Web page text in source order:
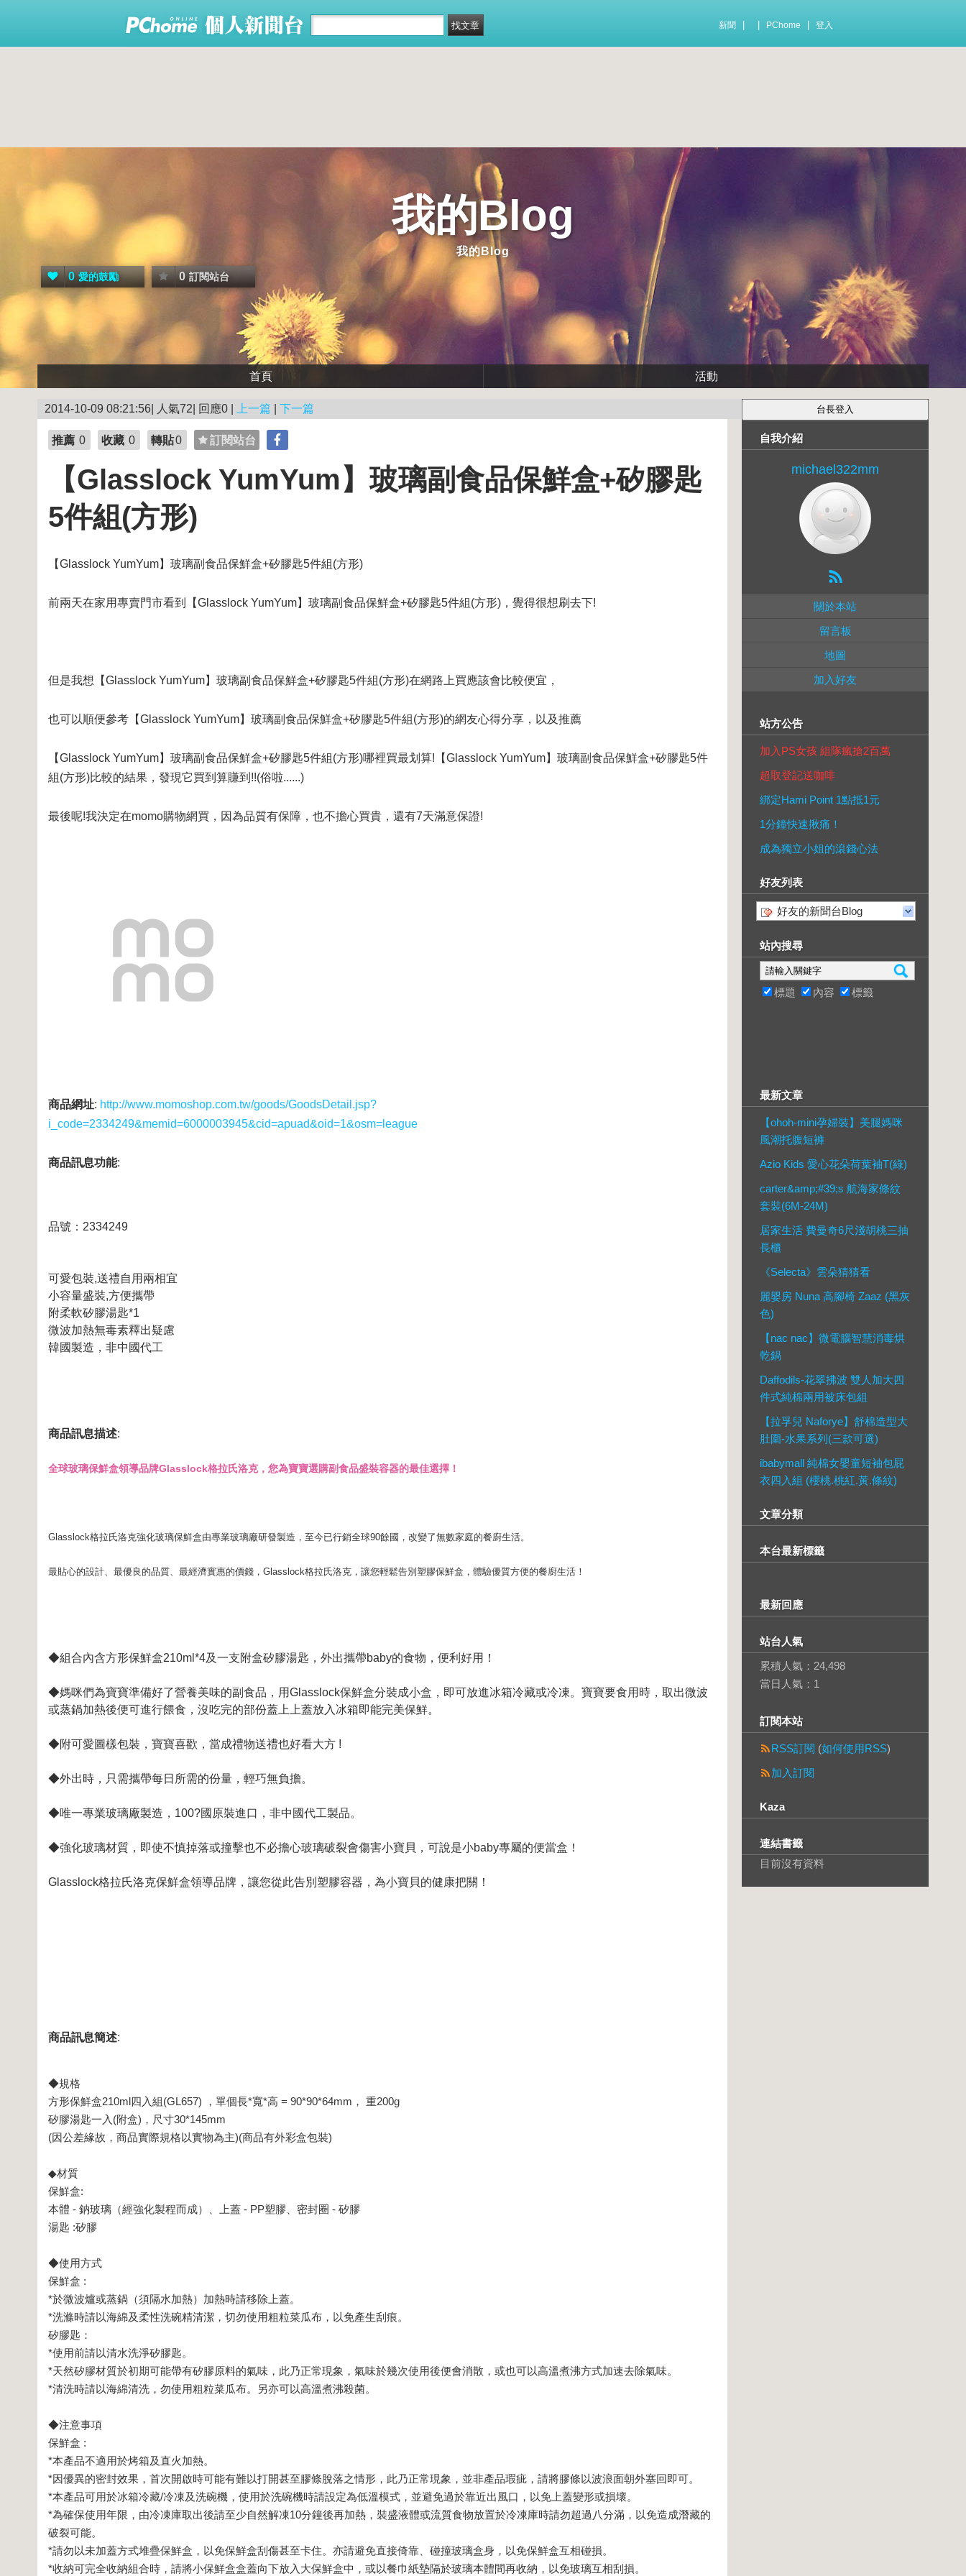
新聞 PChome 登入
我的Blog
我的Blog
0 愛的鼓勵 0 訂閱站台
首頁 活動
2014-10-09 08:21:56| 人氣72| 回應0 | 上一篇 下一篇
推薦 0 收藏 0 轉貼0 訂閱站台
【Glasslock YumYum】玻璃副食品保鮮盒+矽膠匙
5件組(方形)
【Glasslock YumYum】玻璃副食品保鮮盒+矽膠匙5件組(方形)
前兩天在家用專賣門市看到【Glasslock YumYum】玻璃副食品保鮮盒+矽膠匙5件組(方形)，覺得很想刷去下!
但是我想【Glasslock YumYum】玻璃副食品保鮮盒+矽膠匙5件組(方形)在網路上買應該會比較便宜，
也可以順便參考【Glasslock YumYum】玻璃副食品保鮮盒+矽膠匙5件組(方形)的網友心得分享，以及推薦
【Glasslock YumYum】玻璃副食品保鮮盒+矽膠匙5件組(方形)哪裡買最划算!【Glasslock YumYum】玻璃副食品保鮮盒+矽膠匙5件
組(方形)比較的結果，發現它買到算賺到!!(俗啦......)
最後呢!我決定在momo購物網買，因為品質有保障，也不擔心買貴，還有7天滿意保證!
商品網址: http://www.momoshop.com.tw/goods/GoodsDetail.jsp?
i_code=2334249&memid=6000003945&cid=apuad&oid=1&osm=league
商品訊息功能:
品號：2334249
可愛包裝,送禮自用兩相宜
小容量盛裝,方便攜帶
附柔軟矽膠湯匙*1
微波加熱無毒素釋出疑慮
韓國製造，非中國代工
商品訊息描述:
全球玻璃保鮮盒領導品牌Glasslock格拉氏洛克，您為寶寶選購副食品盛裝容器的最佳選擇！
Glasslock格拉氏洛克強化玻璃保鮮盒由專業玻璃廠研發製造，至今已行銷全球90餘國，改變了無數家庭的餐廚生活。
最貼心的設計、最優良的品質、最經濟實惠的價錢，Glasslock格拉氏洛克，讓您輕鬆告別塑膠保鮮盒，體驗優質方便的餐廚生活！
◆組合內含方形保鮮盒210ml*4及一支附盒矽膠湯匙，外出攜帶baby的食物，便利好用！
◆媽咪們為寶寶準備好了營養美味的副食品，用Glasslock保鮮盒分裝成小盒，即可放進冰箱冷藏或冷凍。寶寶要食用時，取出微波
或蒸鍋加熱後便可進行餵食，沒吃完的部份蓋上上蓋放入冰箱即能完美保鮮。
◆附可愛圖樣包裝，寶寶喜歡，當成禮物送禮也好看大方 !
◆外出時，只需攜帶每日所需的份量，輕巧無負擔。
◆唯一專業玻璃廠製造，100?國原裝進口，非中國代工製品。
◆強化玻璃材質，即使不慎掉落或撞擊也不必擔心玻璃破裂會傷害小寶貝，可說是小baby專屬的便當盒！
Glasslock格拉氏洛克保鮮盒領導品牌，讓您從此告別塑膠容器，為小寶貝的健康把關！
商品訊息簡述:
◆規格
方形保鮮盒210ml四入組(GL657) ，單個長*寬*高 = 90*90*64mm， 重200g
矽膠湯匙一入(附盒)，尺寸30*145mm
(因公差緣故，商品實際規格以實物為主)(商品有外彩盒包裝)
◆材質
保鮮盒:
本體 - 鈉玻璃（經強化製程而成）、上蓋 - PP塑膠、密封圈 - 矽膠
湯匙 :矽膠
◆使用方式
保鮮盒 :
*於微波爐或蒸鍋（須隔水加熱）加熱時請移除上蓋。
*洗滌時請以海綿及柔性洗碗精清潔，切勿使用粗粒菜瓜布，以免產生刮痕。
矽膠匙：
*使用前請以清水洗淨矽膠匙。
*天然矽膠材質於初期可能帶有矽膠原料的氣味，此乃正常現象，氣味於幾次使用後便會消散，或也可以高溫煮沸方式加速去除氣味。
*清洗時請以海綿清洗，勿使用粗粒菜瓜布。另亦可以高溫煮沸殺菌。
◆注意事項
保鮮盒 :
*本產品不適用於烤箱及直火加熱。
*因優異的密封效果，首次開啟時可能有難以打開甚至膠條脫落之情形，此乃正常現象，並非產品瑕疵，請將膠條以波浪面朝外塞回即可。
*本產品可用於冰箱冷藏/冷凍及洗碗機，使用於洗碗機時請設定為低溫模式，並避免過於靠近出風口，以免上蓋變形或損壞。
*為確保使用年限，由冷凍庫取出後請至少自然解凍10分鐘後再加熱，裝盛液體或流質食物放置於冷凍庫時請勿超過八分滿，以免造成潛藏的
破裂可能。
*請勿以未加蓋方式堆疊保鮮盒，以免保鮮盒刮傷甚至卡住。亦請避免直接倚靠、碰撞玻璃盒身，以免保鮮盒互相碰損。
*收納可完全收納組合時，請將小保鮮盒盒蓋向下放入大保鮮盒中，或以餐巾紙墊隔於玻璃本體間再收納，以免玻璃互相刮損。
自我介紹
michael322mm
關於本站
留言板
地圖
加入好友
站方公告
加入PS女孩 組隊瘋搶2百萬
超取登記送咖啡
綁定Hami Point 1點抵1元
1分鐘快速揪痛！
成為獨立小姐的滾錢心法
好友列表
好友的新聞台Blog
站內搜尋
標題 內容 標籤
最新文章
【ohoh-mini孕婦裝】美腿媽咪
風潮托腹短褲
Azio Kids 愛心花朵荷葉袖T(綠)
carter&amp;#39;s 航海家條紋
套裝(6M-24M)
居家生活 費曼奇6尺淺胡桃三抽
長櫃
《Selecta》雲朵猜猜看
麗嬰房 Nuna 高腳椅 Zaaz (黑灰
色)
【nac nac】微電腦智慧消毒烘
乾鍋
Daffodils-花翠拂波 雙人加大四
件式純棉兩用被床包組
【拉孚兒 Naforye】舒棉造型大
肚圍-水果系列(三款可選)
ibabymall 純棉女嬰童短袖包屁
衣四入組 (櫻桃.桃紅.黃.條紋)
文章分類
本台最新標籤
最新回應
站台人氣
累積人氣： 24,498
當日人氣： 1
訂閱本站
RSS訂閱 (如何使用RSS)
加入訂閱
Kaza
連結書籤
目前沒有資料